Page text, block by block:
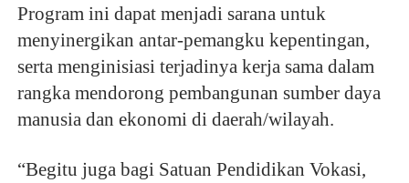
Program ini dapat menjadi sarana untuk
menyinergikan antar-pemangku kepentingan,
serta menginisiasi terjadinya kerja sama dalam
rangka mendorong pembangunan sumber daya
manusia dan ekonomi di daerah/wilayah.
“Begitu juga bagi Satuan Pendidikan Vokasi,